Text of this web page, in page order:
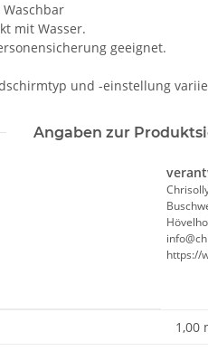
mit Wasser.
geeignet.
und -einstellung
Angaben zur
https://
1,00